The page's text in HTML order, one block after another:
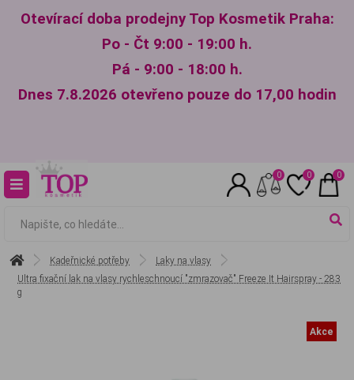
Otevírací doba prodejny Top Kosmetik Praha:
Po - Čt 9:00 - 19:00 h.
Pá - 9:00 - 18:00 h.
Dnes 7.8.2026 otevřeno pouze do 17,00 hodin
0 0 0
Kadeřnické potřeby
Laky na vlasy
Ultra fixační lak na vlasy rychleschnoucí "zmrazovač" Freeze It Hairspray - 283
g
Akce